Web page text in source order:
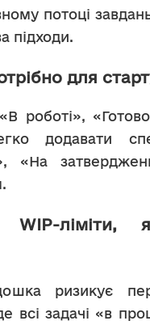
потоці
підходи.
для
роботі»,
додавати
«На
WIP-
ризикує
всі задачі «в